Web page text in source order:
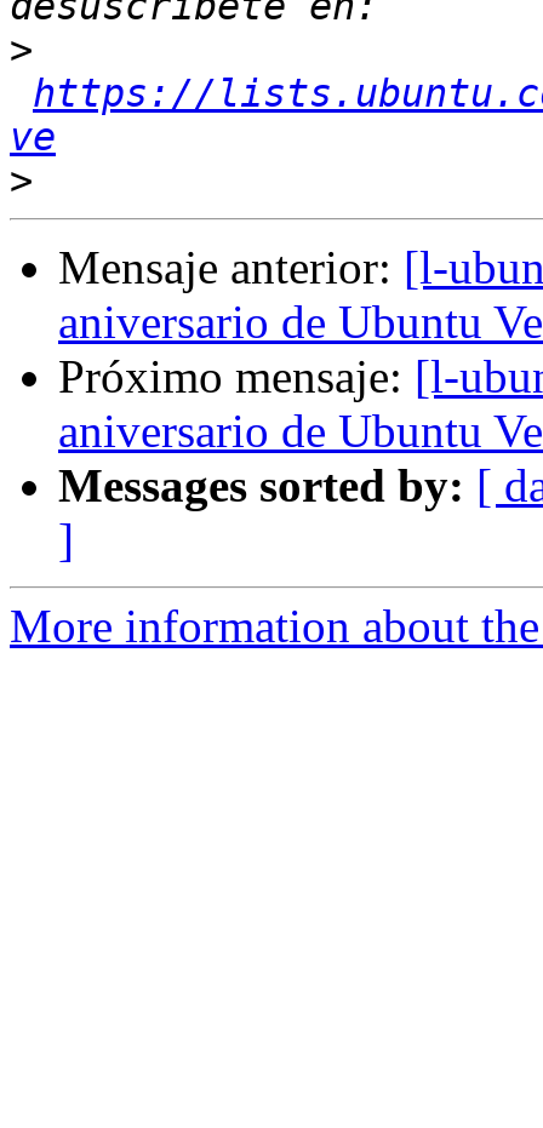
>
https://
ve
>
Mensaje anterior: [l-
aniversario de Ubuntu
Próximo mensaje: [l-
aniversario de Ubuntu
Messages sorted by: [
]
More information about